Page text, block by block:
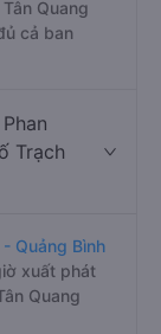
Quang
cả ban
Trạch
Quảng Bình
xuất phát
Quang